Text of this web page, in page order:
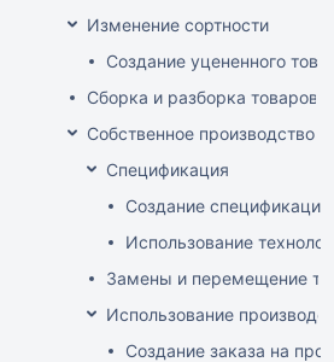
Изменение сортности
Создание уцененного
Сборка и разборка товаров
Собственное производство
Спецификация
Создание спецификации
Использование
Замены и перемещение
Использование
Создание заказа на